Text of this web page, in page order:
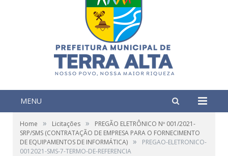
MENU
Home » Licitações »
PREGÃO ELETRÔNICO Nº 001/2021-
SRP/SMS (CONTRATAÇÃO DE EMPRESA PARA O FORNECIMENTO
DE EQUIPAMENTOS DE INFORMÁTICA) »
PREGAO-ELETRONICO-
0012021-SMS-7-TERMO-DE-REFERENCIA